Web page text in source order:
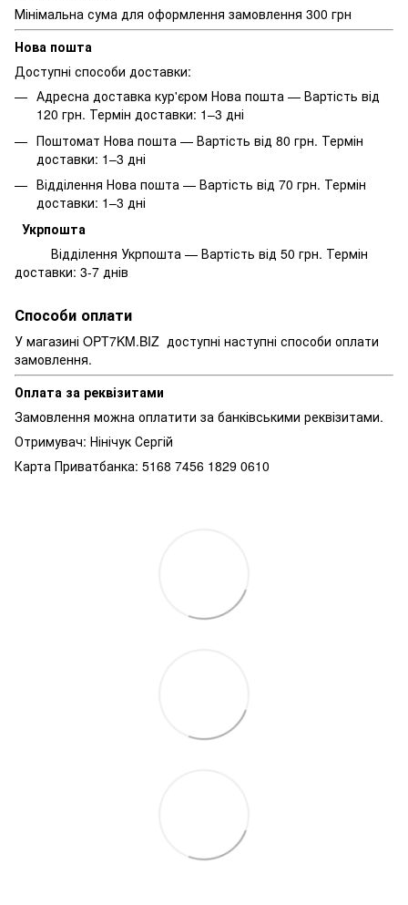
Мінімальна сума для оформлення замовлення 300 грн
Нова пошта
Доступні способи доставки:
Адресна доставка кур'єром Нова пошта — Вартість від
120 грн. Термін доставки: 1–3 дні
Поштомат Нова пошта — Вартість від 80 грн. Термін
доставки: 1–3 дні
Відділення Нова пошта — Вартість від 70 грн. Термін
доставки: 1–3 дні
Укрпошта
Відділення Укрпошта — Вартість від 50 грн. Термін
доставки: 3-7 днів
Способи оплати
У магазині OPT7KM.BIZ доступні наступні способи оплати
замовлення.
Оплата за реквізитами
Замовлення можна оплатити за банківськими реквізитами.
Отримувач: Нінічук Сергій
Карта Приватбанка: 5168 7456 1829 0610